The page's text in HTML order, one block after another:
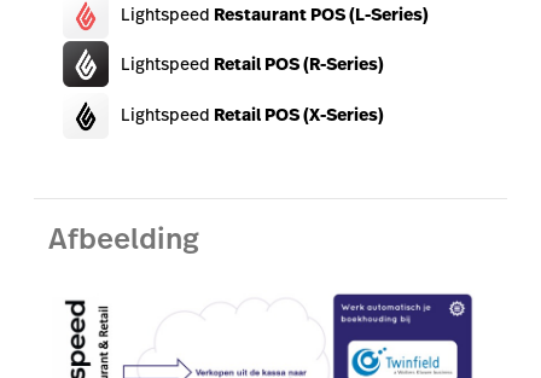
Marketing & Loyalty
AI Showroom
Scanner
Lightspeed Restaurant POS (L-Series)
Lightspeed Retail POS (R-Series)
Lightspeed Retail POS (X-Series)
Afbeelding